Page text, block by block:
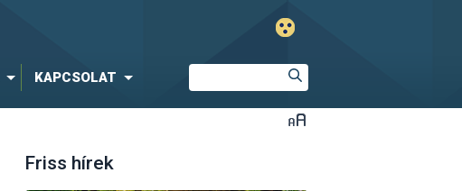
KAPCSOLAT
Friss hírek